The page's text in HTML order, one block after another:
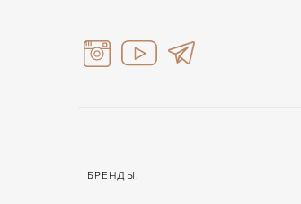
БРЕНДЫ: